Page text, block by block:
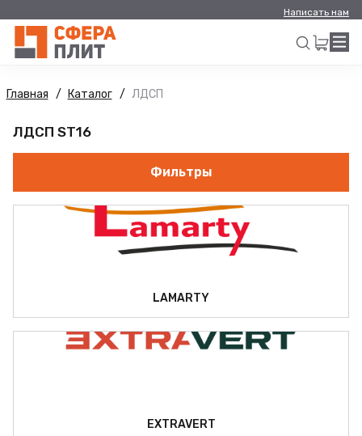
Написать нам
Главная Каталог ЛДСП
ЛДСП ST16
Фильтры
LAMARTY
EXTRAVERT